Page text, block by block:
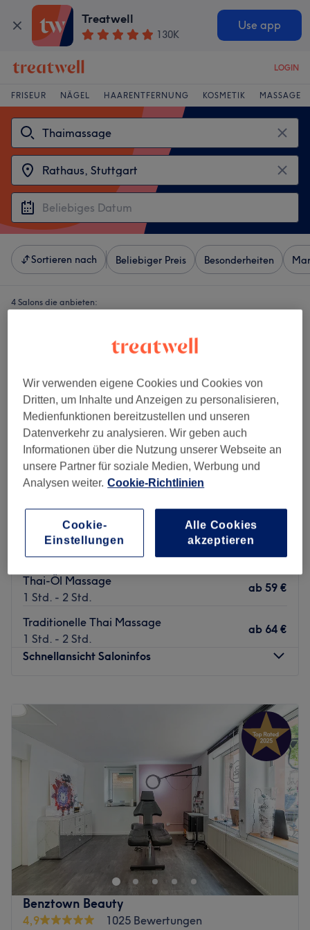
Treatwell
130K
Use app
LOGIN
FRISEUR NÄGEL HAARENTFERNUNG KOSMETIK MASSAGE
Sortieren nach Beliebiger Preis Besonderheiten
4 Salons die anbieten:
thaimassage in der Nähe von Rathaus, Stuttgart
Ban Thai
122 Bewertungen
Thai-Öl Massage
1 Std. - 2 Std.
ab 59 €
Traditionelle Thai Massage
1 Std. - 2 Std.
ab 64 €
Schnellansicht Saloninfos
Dienstag
21:00
10:00–21:00
10:00–21:00
10:00–
21:00
Samstag
10:00–
Sonntag
10:00– 21:00
Im stilvoll gestalteten Ambiente empfängt dich Ban Thai
Massage als entspannter Rückzugsort im Herzen von
Stuttgart. Schon beim Betreten wirst du von liebevoll
dekorierten Räumen im traditionellen thailändischen Stil
umhüllt – perfekt, um den hektischen Alltag hinter dir zu
lassen und neue Energie zu tanken. Das Angebot reicht
von klassischer Thai-Massage, Thai-Öl und Hot-Stone
Benztown Beauty
4,9
1025 Bewertungen
Wir verwenden eigene Cookies und Cookies von
Dritten, um Inhalte und Anzeigen zu personalisieren,
Medienfunktionen bereitzustellen und unseren
Datenverkehr zu analysieren. Wir geben auch
Informationen über die Nutzung unserer Webseite an
unsere Partner für soziale Medien, Werbung und
Analysen weiter. Cookie-Richtlinien
Cookie-
Einstellungen
Alle Cookies
akzeptieren